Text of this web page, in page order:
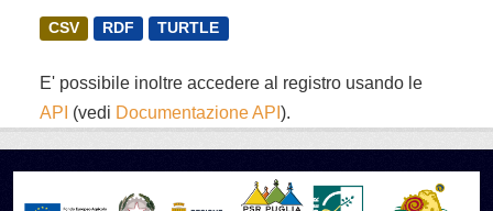
CSV RDF TURTLE
E' possibile inoltre accedere al registro usando le
API (vedi Documentazione API ).